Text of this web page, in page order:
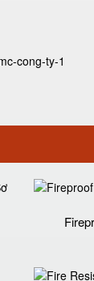
cong-ty-1